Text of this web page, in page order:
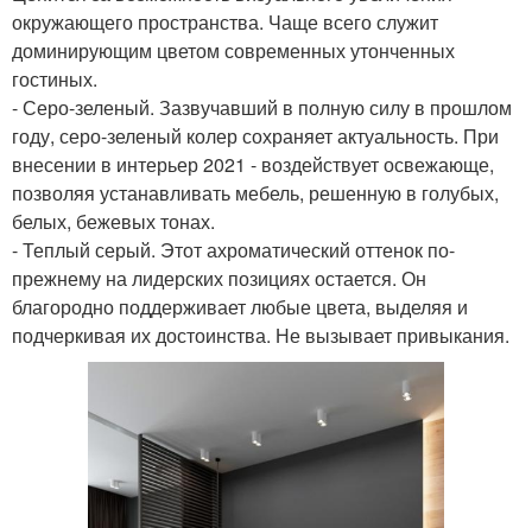
окружающего пространства. Чаще всего служит
доминирующим цветом современных утонченных
гостиных.
- Серо-зеленый. Зазвучавший в полную силу в прошлом
году, серо-зеленый колер сохраняет актуальность. При
внесении в интерьер 2021 - воздействует освежающе,
позволяя устанавливать мебель, решенную в голубых,
белых, бежевых тонах.
- Теплый серый. Этот ахроматический оттенок по-
прежнему на лидерских позициях остается. Он
благородно поддерживает любые цвета, выделяя и
подчеркивая их достоинства. Не вызывает привыкания.